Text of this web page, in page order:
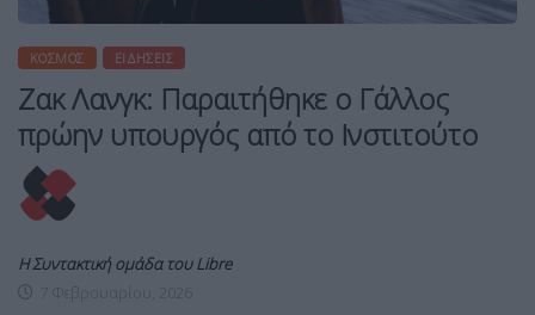
ΚΌΣΜΟΣ ΕΙΔΉΣΕΙΣ
Ζακ Λανγκ: Παραιτήθηκε ο Γάλλος
πρώην υπουργός από το Ινστιτούτο
Η Συντακτική ομάδα του Libre